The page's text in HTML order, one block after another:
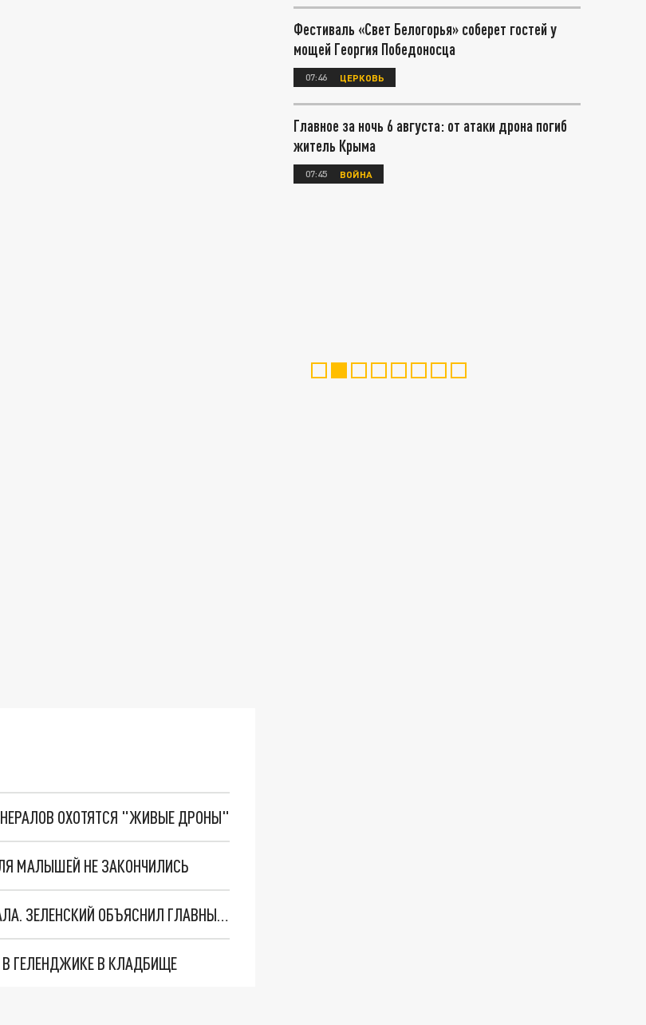
ОХОТЯТСЯ "ЖИВЫЕ ДРОНЫ"
МАЛЫШЕЙ НЕ ЗАКОНЧИЛИСЬ
"МЫ ВАС ЗАСТАВИМ": ЖУТКИЕ ДЕТАЛИ ОХОТЫ НА ГЕНЕРАЛА. ЗЕЛЕНСКИЙ ОБЪЯСНИЛ ГЛАВНЫЙ СМЫСЛ ТЕРАКТА В ЦЕНТРЕ МОСКВЫ
ГЕЛЕНДЖИКЕ В КЛАДБИЩЕ
Фестиваль «Свет Белогорья» соберет гостей у
мощей Георгия Победоносца
07:46 ЦЕРКОВЬ
Главное за ночь 6 августа: от атаки дрона погиб
житель Крыма
07:45 ВОЙНА